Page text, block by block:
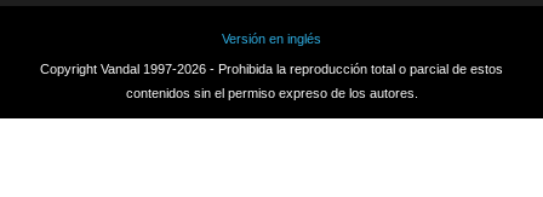
Versión en inglés
Copyright Vandal 1997-2026 - Prohibida la reproducción total o parcial de estos
contenidos sin el permiso expreso de los autores.